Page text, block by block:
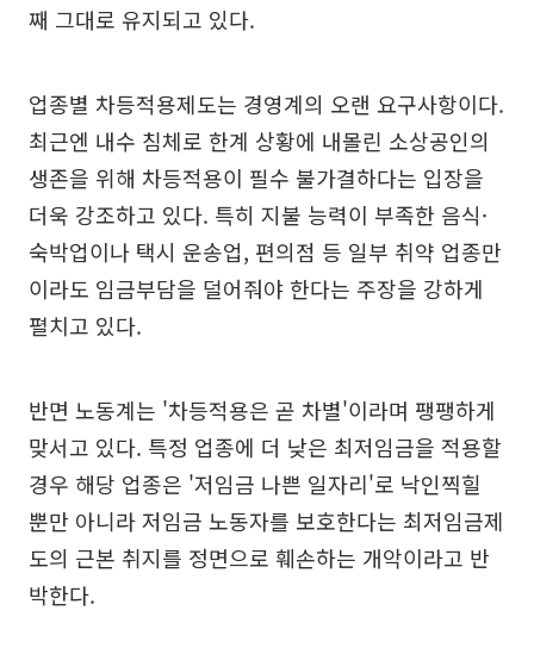
째 그대로 유지되고 있다.
업종별 차등적용제도는 경영계의 오랜 요구사항이다.
최근엔 내수 침체로 한계 상황에 내몰린 소상공인의
생존을 위해 차등적용이 필수 불가결하다는 입장을
더욱 강조하고 있다. 특히 지불 능력이 부족한 음식·
숙박업이나 택시 운송업, 편의점 등 일부 취약 업종만
이라도 임금부담을 덜어줘야 한다는 주장을 강하게
펼치고 있다.
반면 노동계는 '차등적용은 곧 차별'이라며 팽팽하게
맞서고 있다. 특정 업종에 더 낮은 최저임금을 적용할
경우 해당 업종은 '저임금 나쁜 일자리'로 낙인찍힐
뿐만 아니라 저임금 노동자를 보호한다는 최저임금제
도의 근본 취지를 정면으로 훼손하는 개악이라고 반
박한다.